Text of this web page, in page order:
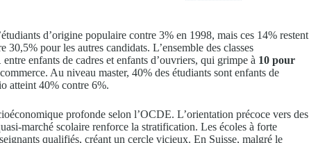
d’origine populaire contre 3% en 1998, mais ces 14% restent
30,5% pour les autres candidats. L’ensemble des classes
entre enfants de cadres et enfants d’ouvriers, qui grimpe à 10 pour
Au niveau master, 40% des étudiants sont enfants de
atteint 40% contre 6%.
profonde selon l’OCDE. L’orientation précoce vers des
marché scolaire renforce la stratification. Les écoles à forte
qualifiés, créant un cercle vicieux. En Suisse, malgré le